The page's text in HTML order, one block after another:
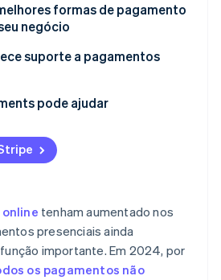
e débito
formas de pagamento
negócio
suporte a pagamentos
pode ajudar
tenham aumentado nos
presenciais ainda
importante. Em 2024, por
os pagamentos não